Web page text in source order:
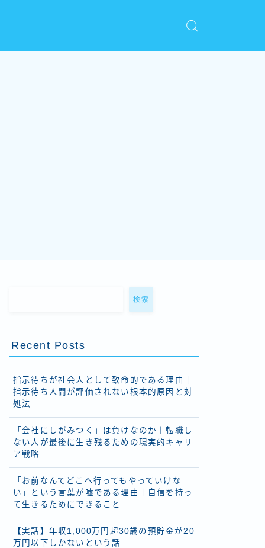
検索
Recent Posts
指示待ちが社会人として致命的である理由｜
指示待ち人間が評価されない根本的原因と対
処法
「会社にしがみつく」は負けなのか｜転職し
ない人が最後に生き残るための現実的キャリ
ア戦略
「お前なんてどこへ行ってもやっていけな
い」という言葉が嘘である理由｜自信を持っ
て生きるためにできること
【実話】年収1,000万円超30歳の預貯金が20
万円以下しかないという話